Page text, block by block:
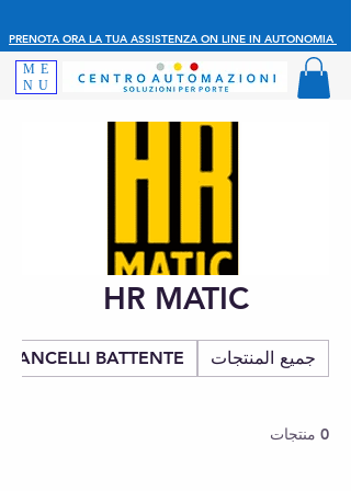
PRENOTA ORA LA TUA ASSISTENZA ON LINE IN AUTONOMIA
ME
NU
HR MATIC
جميع المنتجات CANCELLI BATTENTE
0 منتجات